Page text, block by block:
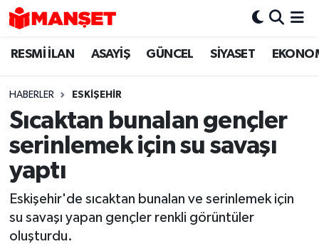
RESMİ İLAN ASAYİŞ GÜNCEL SİYASET
HABERLER ESKIŞEHIR
Sıcaktan bunalan gençler
serinlemek için su savaşı
yaptı
Eskişehir'de sıcaktan bunalan ve serinlemek için
su savaşı yapan gençler renkli görüntüler
oluşturdu.
Hava Durumu
Trafik Durumu
Süper Lig Puan Durumu ve Fikstür
Tüm Manşetler
Son Dakika Haberleri
Haber Arşivi